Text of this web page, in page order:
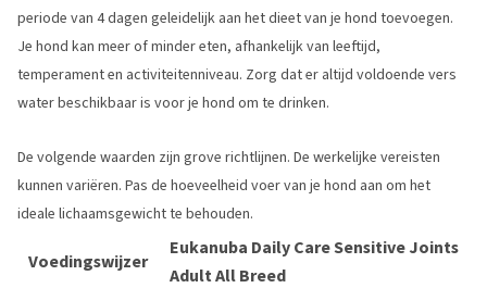
periode van 4 dagen geleidelijk aan het dieet van je hond toevoegen.
Je hond kan meer of minder eten, afhankelijk van leeftijd,
temperament en activiteitenniveau. Zorg dat er altijd voldoende vers
water beschikbaar is voor je hond om te drinken.
De volgende waarden zijn grove richtlijnen. De werkelijke vereisten
kunnen variëren. Pas de hoeveelheid voer van je hond aan om het
ideale lichaamsgewicht te behouden.
Voedingswijzer
Eukanuba Daily Care Sensitive Joints
Adult All Breed